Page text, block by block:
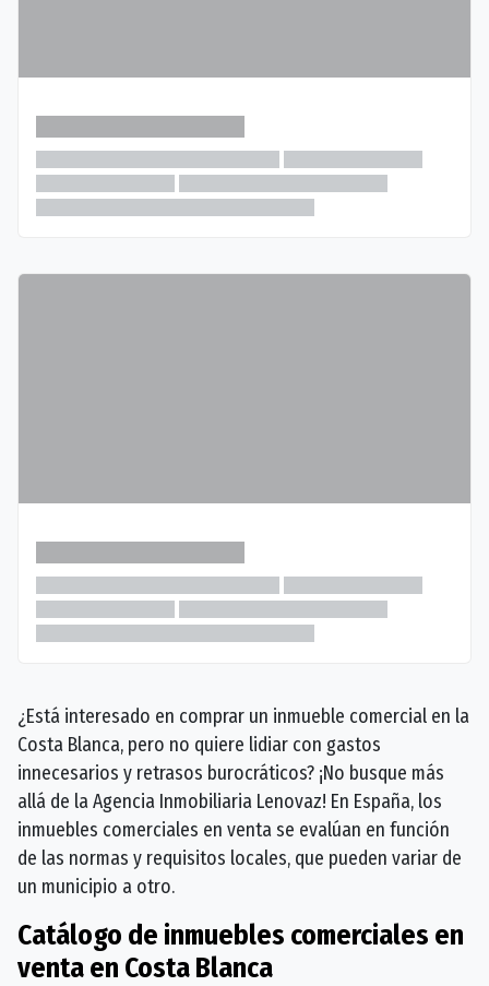
¿Está interesado en comprar un inmueble comercial en la
Costa Blanca, pero no quiere lidiar con gastos
innecesarios y retrasos burocráticos? ¡No busque más
allá de la Agencia Inmobiliaria Lenovaz! En España, los
inmuebles comerciales en venta se evalúan en función
de las normas y requisitos locales, que pueden variar de
un municipio a otro.
Catálogo de inmuebles comerciales en
venta en Costa Blanca